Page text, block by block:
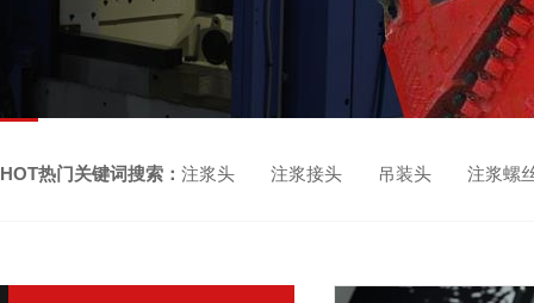
HOT热门关键词搜索： 注浆头 注浆接头 吊装头 注浆螺